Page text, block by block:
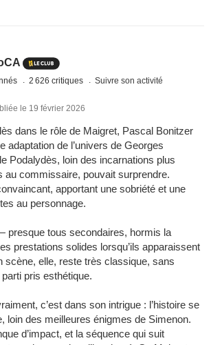
2 626 critiques Suivre son activité
le 19 février 2026
dans le rôle de Maigret, Pascal Bonitzer
adaptation de l’univers de Georges
Podalydès, loin des incarnations plus
au commissaire, pouvait surprendre.
apportant une sobriété et une
au personnage.
presque tous secondaires, hormis la
prestations solides lorsqu’ils apparaissent
scène, elle, reste très classique, sans
pris esthétique.
c’est dans son intrigue : l’histoire se
loin des meilleures énigmes de Simenon.
d’impact, et la séquence qui suit